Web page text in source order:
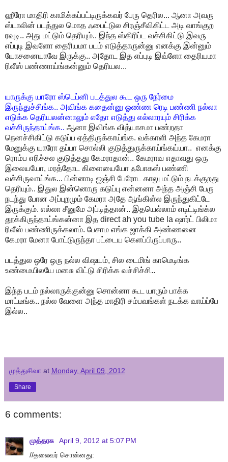
ஹீரோ மாதிரி காமிக்கப்பட்டிருக்கவர் பேரு தெரில... ஆனா அவரு
ஸ்டாலின் படத்துல மொத ஃபைட்டுல சிரஞ்சீவிகிட்ட அடி வாங்குற
ரவுடி.. அது மட்டும் தெரியும்.. இந்த ஸ்கிரிப்ட வச்சிகிட்டு இவரு
எப்புடி இவளோ தைரியமா படம் எடுத்தாருன்னு எனக்கு இன்னும்
யோசனையாவே இருக்கு.. அதோட இத எப்புடி இவ்ளோ தைரியமா
ரிலீஸ் பண்ணாய்ங்கன்னும் தெரியல...
யாருக்கு யாரோ ஸ்டெப்னி படத்துல கூட ஒரு நேர்மை
இருந்துச்சிங்க.. அவிங்க கதைன்னு ஓண்ண ரெடி பண்ணி நல்லா
எடுக்க தெரியலன்னாலும் எதோ எடுத்து எல்லாரயும் சிரிக்க
வச்சிருந்தாய்ங்க.. ஆனா இவிங்க வித்யாசமா பண்றதா
நெனச்சிகிட்டு கடுப்ப ஏத்திருக்காய்ங்க. வக்காளி அந்த கேமரா
மேனுக்கு யாரோ தப்பா சொல்லி குடுத்துருக்காய்ங்கய்யா.. எனக்கு
ரொம்ப எரிச்சல குடுத்தது கேமராதான்.. கேமராவ எதாவது ஒரு
இலையயோ, மரத்தோட கிளையையோ ஃபோகஸ் பண்ணி
வச்சிருவாய்ங்க... பின்னாடி ஐஞ்சி பேரோட காலு மட்டும் நடக்குறது
தெரியும்.. இதுல இன்னொரு கடுப்பு என்னனா அந்த அஞ்சி பேரு
நடந்து போன அப்புறமும் கேமரா அதே ஆங்கிள்ல இருந்துகிட்டே
இருக்கும். எல்லா சீனுமே அப்டித்தான்.. இதயெல்லாம் எடிட்டிங்க்ல
தூக்கிருந்தாய்ங்கன்னா இத direct ah you tube la ஷார்ட் பிலிமா
ரிலீஸ் பண்ணிருக்கலாம். பேசாம எங்க ஜாக்கி அண்ணனை
கேமரா மேனா போட்டுருந்தா பட்டைய கெளப்பிருப்பாரு..
படத்துல ஒரே ஒரு நல்ல விஷயம், சில டைமிங் காமெடிங்க
உண்மையிலயே மனசு விட்டு சிரிக்க வச்சிச்சி..
இந்த படம் நல்லாருக்குன்னு சொன்னா கூட யாரும் பாக்க
மாட்டீங்க.. நல்ல வேளை அந்த மாதிரி சம்பவங்கள் நடக்க வாய்ப்பே
இல்ல..
முத்துசிவா at Monday, April 09, 2012
Share
6 comments:
முத்தரசு
April 9, 2012 at 5:07 PM
//தலைவர் சொன்னது: